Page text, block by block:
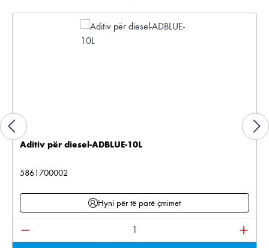
Aditiv për diesel-ADBLUE-10L
5861700002
Hyni për të parë çmimet
Sasia e produktit: Shkruani sasinë e dëshiruar